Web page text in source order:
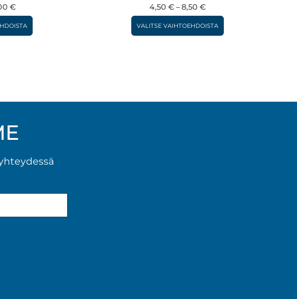
€Hintaluokka:
6,50 €
–
tuotteella
Voit
4,50€ – 8,50€Hintaluokka:
4,50 €
–
VALITSE VAIHTOEHDOISTA
Voit